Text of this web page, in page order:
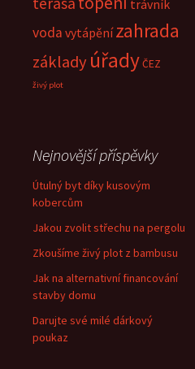
trávník
voda vytápění zahrada
základyúřadyČEZ
živý plot
Nejnovější příspěvky
Útulný byt díky kusovým
kobercům
Jakou zvolit střechu na pergolu
Zkoušíme živý plot z bambusu
Jak na alternativní financování
stavby domu
Darujte své milé dárkový
poukaz